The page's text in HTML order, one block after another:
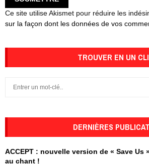
Ce site utilise Akismet pour réduire les
sur la façon dont les données de vos
TROUVER EN UN
o
DERNIÈRES
ACCEPT : nouvelle version de « Save Us
au chant !